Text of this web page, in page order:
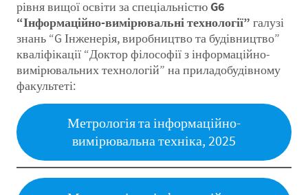
рівня вищої освіти за спеціальністюG6
“Інформаційно-вимірювальні технології” галузі
знань “G Інженерія, виробництво та будівництво”
кваліфікації “Доктор філософії з інформаційно-
вимірювальних технологій” на приладобудівному
факультеті:
Метрологія та інформаційно-
вимірювальна техніка, 2025